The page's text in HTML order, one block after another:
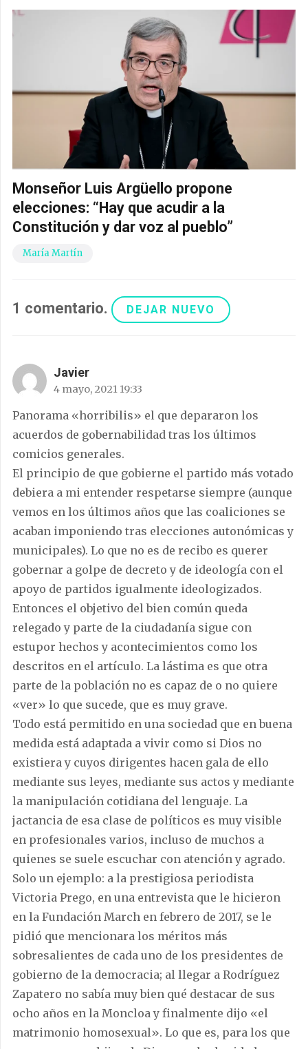
Monseñor Luis Argüello propone
elecciones: “Hay que acudir a la
Constitución y dar voz al pueblo”
María Martín
1 comentario. DEJAR NUEVO
Javier
4 mayo, 2021 19:33
Panorama «horribilis» el que depararon los
acuerdos de gobernabilidad tras los últimos
comicios generales.
El principio de que gobierne el partido más votado
debiera a mi entender respetarse siempre (aunque
vemos en los últimos años que las coaliciones se
acaban imponiendo tras elecciones autonómicas y
municipales). Lo que no es de recibo es querer
gobernar a golpe de decreto y de ideología con el
apoyo de partidos igualmente ideologizados.
Entonces el objetivo del bien común queda
relegado y parte de la ciudadanía sigue con
estupor hechos y acontecimientos como los
descritos en el artículo. La lástima es que otra
parte de la población no es capaz de o no quiere
«ver» lo que sucede, que es muy grave.
Todo está permitido en una sociedad que en buena
medida está adaptada a vivir como si Dios no
existiera y cuyos dirigentes hacen gala de ello
mediante sus leyes, mediante sus actos y mediante
la manipulación cotidiana del lenguaje. La
jactancia de esa clase de políticos es muy visible
en profesionales varios, incluso de muchos a
quienes se suele escuchar con atención y agrado.
Solo un ejemplo: a la prestigiosa periodista
Victoria Prego, en una entrevista que le hicieron
en la Fundación March en febrero de 2017, se le
pidió que mencionara los méritos más
sobresalientes de cada uno de los presidentes de
gobierno de la democracia; al llegar a Rodríguez
Zapatero no sabía muy bien qué destacar de sus
ocho años en la Moncloa y finalmente dijo «el
matrimonio homosexual». Lo que es, para los que